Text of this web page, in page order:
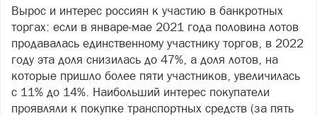
Вырос и интерес россиян к участию в банкротных
торгах: если в январе-мае 2021 года половина лотов
продавалась единственному участнику торгов, в 2022
году эта доля снизилась до 47%, а доля лотов, на
которые пришло более пяти участников, увеличилась
с 11% до 14%. Наибольший интерес покупатели
проявляли к покупке транспортных средств (за пять